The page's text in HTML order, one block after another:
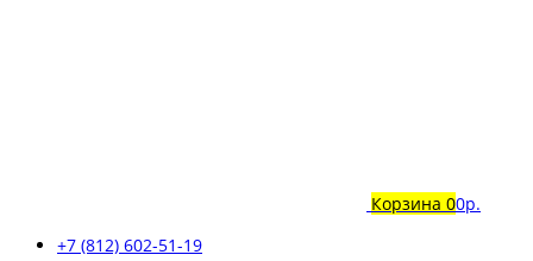
Корзина 00р.
+7 (812) 602-51-19